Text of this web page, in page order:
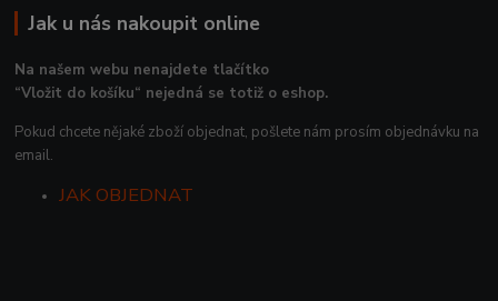
Jak u nás nakoupit online
Na našem webu nenajdete tlačítko
“Vložit do košíku“ nejedná se totiž o eshop.
Pokud chcete nějaké zboží objednat, pošlete nám prosím objednávku na
email.
JAK OBJEDNAT